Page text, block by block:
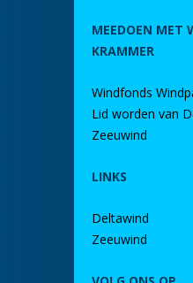
MEEDOEN MET
KRAMMER
Windfonds
Lid worden van
Zeeuwind
LINKS
Deltawind
Zeeuwind